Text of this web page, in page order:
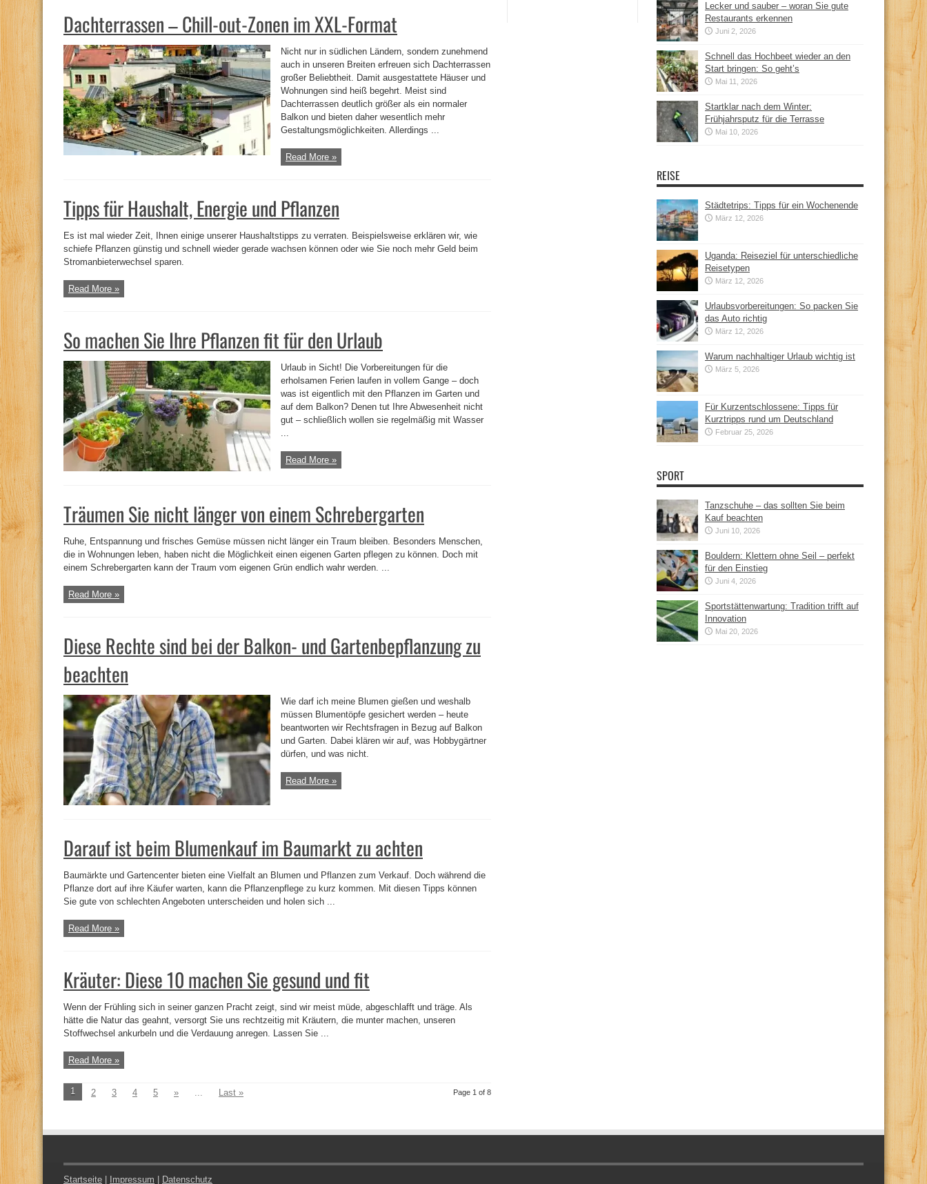
Dachterrassen – Chill-out-Zonen im XXL-Format
Nicht nur in südlichen Ländern, sondern zunehmend
auch in unseren Breiten erfreuen sich Dachterrassen
großer Beliebtheit. Damit ausgestattete Häuser und
Wohnungen sind heiß begehrt. Meist sind
Dachterrassen deutlich größer als ein normaler
Balkon und bieten daher wesentlich mehr
Gestaltungsmöglichkeiten. Allerdings ...
Read More »
Tipps für Haushalt, Energie und Pflanzen
Es ist mal wieder Zeit, Ihnen einige unserer Haushaltstipps zu verraten. Beispielsweise erklären wir, wie
schiefe Pflanzen günstig und schnell wieder gerade wachsen können oder wie Sie noch mehr Geld beim
Stromanbieterwechsel sparen.
Read More »
So machen Sie Ihre Pflanzen fit für den Urlaub
Urlaub in Sicht! Die Vorbereitungen für die
erholsamen Ferien laufen in vollem Gange – doch
was ist eigentlich mit den Pflanzen im Garten und
auf dem Balkon? Denen tut Ihre Abwesenheit nicht
gut – schließlich wollen sie regelmäßig mit Wasser
...
Read More »
Träumen Sie nicht länger von einem Schrebergarten
Ruhe, Entspannung und frisches Gemüse müssen nicht länger ein Traum bleiben. Besonders Menschen,
die in Wohnungen leben, haben nicht die Möglichkeit einen eigenen Garten pflegen zu können. Doch mit
einem Schrebergarten kann der Traum vom eigenen Grün endlich wahr werden. ...
Read More »
Diese Rechte sind bei der Balkon- und Gartenbepflanzung zu
beachten
Wie darf ich meine Blumen gießen und weshalb
müssen Blumentöpfe gesichert werden – heute
beantworten wir Rechtsfragen in Bezug auf Balkon
und Garten. Dabei klären wir auf, was Hobbygärtner
dürfen, und was nicht.
Read More »
Darauf ist beim Blumenkauf im Baumarkt zu achten
Baumärkte und Gartencenter bieten eine Vielfalt an Blumen und Pflanzen zum Verkauf. Doch während die
Pflanze dort auf ihre Käufer warten, kann die Pflanzenpflege zu kurz kommen. Mit diesen Tipps können
Sie gute von schlechten Angeboten unterscheiden und holen sich ...
Read More »
Kräuter: Diese 10 machen Sie gesund und fit
Wenn der Frühling sich in seiner ganzen Pracht zeigt, sind wir meist müde, abgeschlafft und träge. Als
hätte die Natur das geahnt, versorgt Sie uns rechtzeitig mit Kräutern, die munter machen, unseren
Stoffwechsel ankurbeln und die Verdauung anregen. Lassen Sie ...
Read More »
Page 1 of 8
1 2 3 4 5 » ... Last »
Lecker und sauber – woran Sie gute
Restaurants erkennen
Juni 2, 2026
Schnell das Hochbeet wieder an den
Start bringen: So geht’s
Mai 11, 2026
Startklar nach dem Winter:
Frühjahrsputz für die Terrasse
Mai 10, 2026
REISE
Städtetrips: Tipps für ein Wochenende
März 12, 2026
Uganda: Reiseziel für unterschiedliche
Reisetypen
März 12, 2026
Urlaubsvorbereitungen: So packen Sie
das Auto richtig
März 12, 2026
Warum nachhaltiger Urlaub wichtig ist
März 5, 2026
Für Kurzentschlossene: Tipps für
Kurztripps rund um Deutschland
Februar 25, 2026
SPORT
Tanzschuhe – das sollten Sie beim
Kauf beachten
Juni 10, 2026
Bouldern: Klettern ohne Seil – perfekt
für den Einstieg
Juni 4, 2026
Sportstättenwartung: Tradition trifft auf
Innovation
Mai 20, 2026
Startseite Impressum Datenschutz